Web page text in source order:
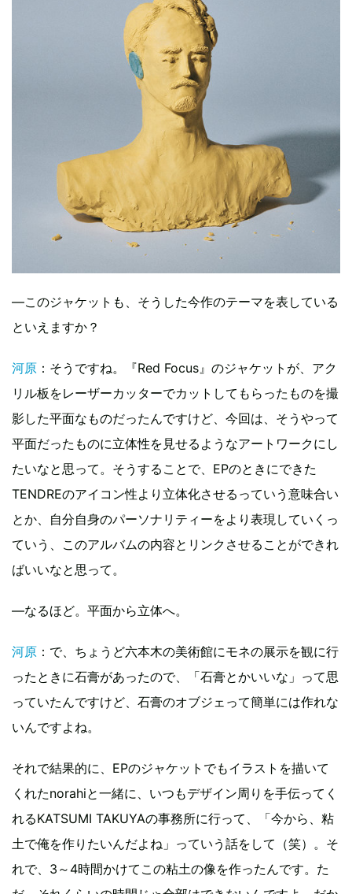
—このジャケットも、そうした今作のテーマを表している
といえますか？
河原 ：そうですね。『Red Focus』のジャケットが、アク
リル板をレーザーカッターでカットしてもらったものを撮
影した平面なものだったんですけど、今回は、そうやって
平面だったものに立体性を見せるようなアートワークにし
たいなと思って。そうすることで、EPのときにできた
TENDREのアイコン性より立体化させるっていう意味合い
とか、自分自身のパーソナリティーをより表現していくっ
ていう、このアルバムの内容とリンクさせることができれ
ばいいなと思って。
—なるほど。平面から立体へ。
河原 ：で、ちょうど六本木の美術館にモネの展示を観に行
ったときに石膏があったので、「石膏とかいいな」って思
っていたんですけど、石膏のオブジェって簡単には作れな
いんですよね。
それで結果的に、EPのジャケットでもイラストを描いて
くれたnorahiと一緒に、いつもデザイン周りを手伝ってく
れるKATSUMI TAKUYAの事務所に行って、「今から、粘
土で俺を作りたいんだよね」っていう話をして（笑）。そ
れで、3～4時間かけてこの粘土の像を作ったんです。た